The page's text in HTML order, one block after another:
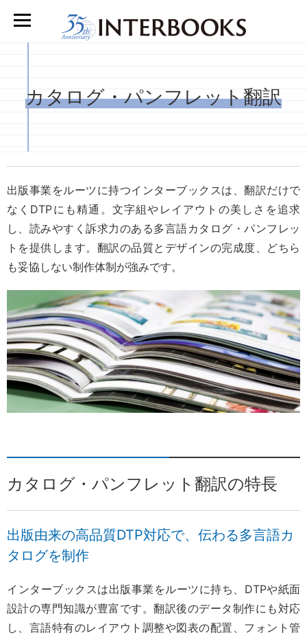
カタログ・パンフレット翻訳
出版事業をルーツに持つインターブックスは、翻訳だけで
なくDTPにも精通。文字組やレイアウトの美しさを追求
し、読みやすく訴求力のある多言語カタログ・パンフレッ
トを提供します。翻訳の品質とデザインの完成度、どちら
も妥協しない制作体制が強みです。
カタログ・パンフレット翻訳の特長
出版由来の高品質DTP対応で、伝わる多言語カ
タログを制作
インターブックスは出版事業をルーツに持ち、DTPや紙面
設計の専門知識が豊富です。翻訳後のデータ制作にも対応
し、言語特有のレイアウト調整や図表の配置、フォント管